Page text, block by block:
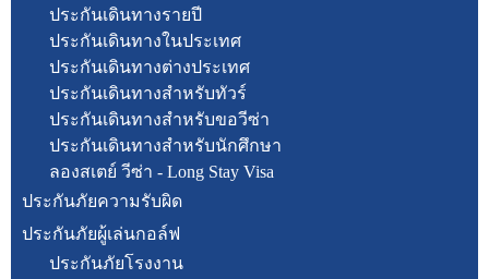
ประกันเดินทางรายปี
ประกันเดินทางในประเทศ
ประกันเดินทางต่างประเทศ
ประกันเดินทางสำหรับทัวร์
ประกันเดินทางสำหรับขอวีซ่า
ประกันเดินทางสำหรับนักศึกษา
ลองสเตย์ วีซ่า - Long Stay Visa
ประกันภัยความรับผิด
ประกันภัยผู้เล่นกอล์ฟ
ประกันภัยโรงงาน